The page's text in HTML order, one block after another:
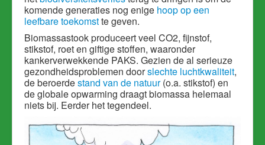
komende generaties nog enige hoop op een
leefbare toekomstte geven.
Biomassastook produceert veel CO2, fijnstof,
stikstof, roet en giftige stoffen, waaronder
kankerverwekkende PAKS. Gezien de al serieuze
gezondheidsproblemen doorslechte luchtkwaliteit,
de beroerdestand van de natuur(o.a. stikstof) en
de globale opwarming draagt biomassa helemaal
niets bij. Eerder het tegendeel.